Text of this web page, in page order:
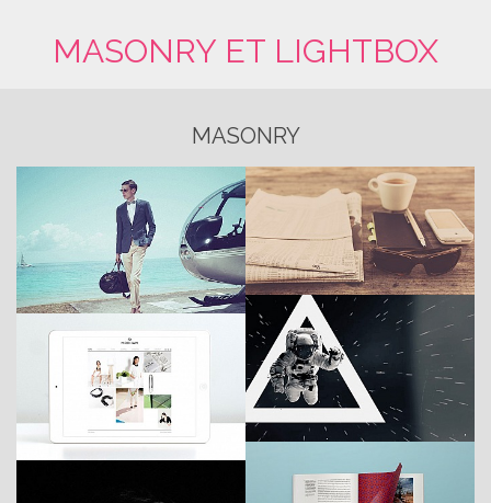
MASONRY ET LIGHTBOX
MASONRY